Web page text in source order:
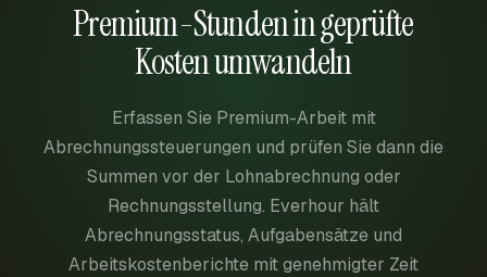
Premium-Stunden in geprüfte
Kosten umwandeln
Erfassen Sie Premium-Arbeit mit
Abrechnungssteuerungen und prüfen Sie dann die
Summen vor der Lohnabrechnung oder
Rechnungsstellung. Everhour hält
Abrechnungsstatus, Aufgabensätze und
Arbeitskostenberichte mit genehmigter Zeit